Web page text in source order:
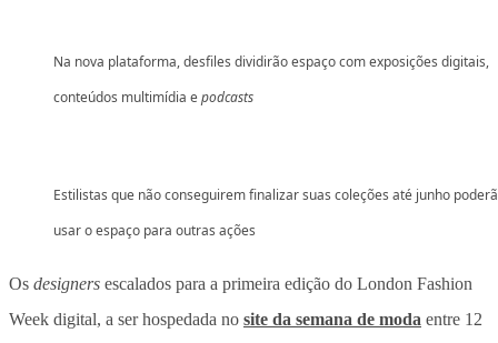
Na nova plataforma, desfiles dividirão espaço com exposições digitais,
conteúdos multimídia epodcasts
Estilistas que não conseguirem finalizar suas coleções até junho
usar o espaço para outras ações
Os designers escalados para a primeira edição do London Fashion
Week digital, a ser hospedada no site da semana de moda entre 12